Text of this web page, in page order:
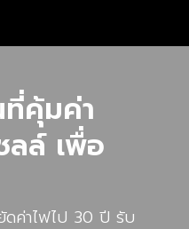
คุ้มค่า
ลล์ เพื่อ
ดค่าไฟไป 30 ปี รับ